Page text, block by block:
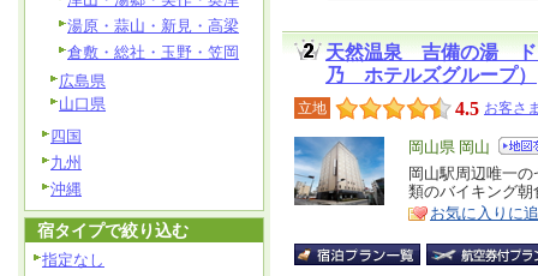
天然温泉 吉備の湯 ド
乃 ホテルズグループ）
立地 4.5 お客さ
エ
リ
ア
岡山県 岡山
特
徴
岡山駅周辺唯一
類のバイキング朝
お気に入りに
湯原・蒜山・新見・高梁
倉敷・総社・玉野・笠岡
広島県
山口県
四国
九州
沖縄
宿タイプで絞り込む
指定なし